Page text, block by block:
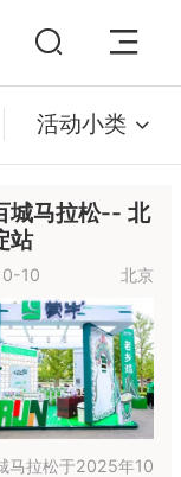
活动小类
城马拉松-- 北
站
10 北京
马拉松于2025年10